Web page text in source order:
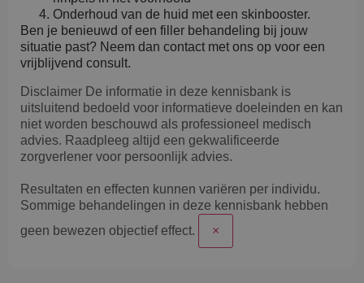
Onderhoud van de huid met een skinbooster.
Ben je benieuwd of een filler behandeling bij jouw
situatie past? Neem dan contact met ons op voor een
vrijblijvend consult.
Disclaimer De informatie in deze kennisbank is
uitsluitend bedoeld voor informatieve doeleinden en kan
niet worden beschouwd als professioneel medisch
advies. Raadpleeg altijd een gekwalificeerde
zorgverlener voor persoonlijk advies.
Resultaten en effecten kunnen variëren per individu.
Sommige behandelingen in deze kennisbank hebben
geen bewezen objectief effect.
×